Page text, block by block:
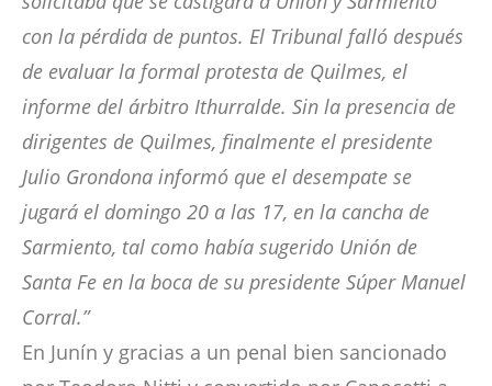
con la pérdida de puntos. El Tribunal falló después
de evaluar la formal protesta de Quilmes, el
informe del árbitro Ithurralde. Sin la presencia de
dirigentes de Quilmes, finalmente el presidente
Julio Grondona informó que el desempate se
jugará el domingo 20 a las 17, en la cancha de
Sarmiento, tal como había sugerido Unión de
Santa Fe en la boca de su presidente Súper Manuel
Corral.”
En Junín y gracias a un penal bien sancionado